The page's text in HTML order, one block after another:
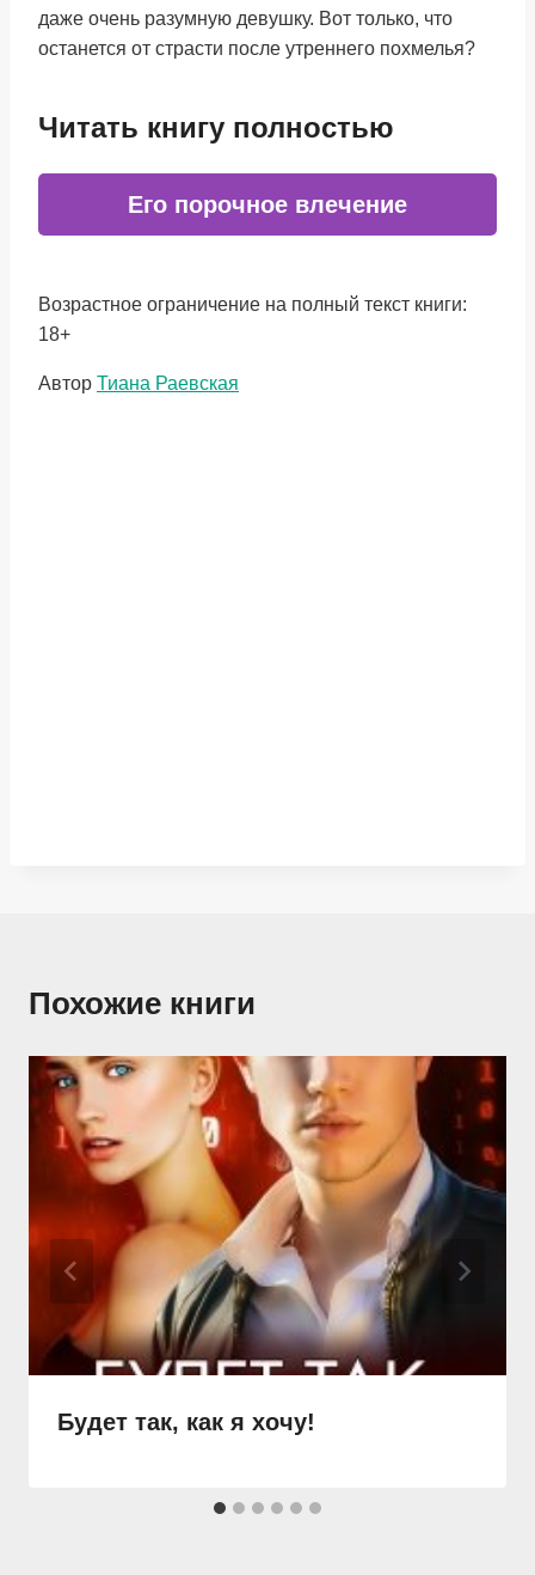
даже очень разумную девушку. Вот только, что
останется от страсти после утреннего похмелья?
Читать книгу полностью
Его порочное влечение
Возрастное ограничение на полный текст книги:
18+
Метки
Автор Тиана Раевская
Похожие книги
Будет так, как я хочу!